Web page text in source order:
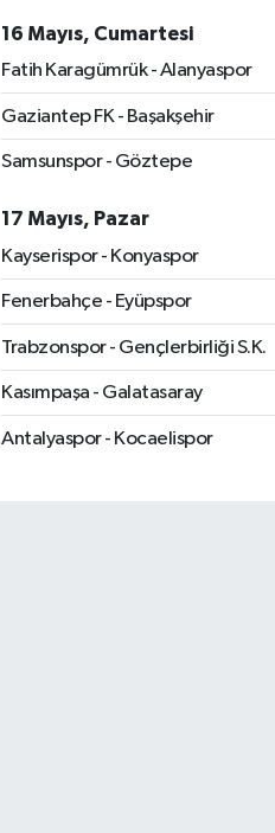
16 Mayıs, Cumartesi
Fatih Karagümrük - Alanyaspor
Gaziantep FK - Başakşehir
Samsunspor - Göztepe
17 Mayıs, Pazar
Kayserispor - Konyaspor
Fenerbahçe - Eyüpspor
Trabzonspor - Gençlerbirliği S.K.
Kasımpaşa - Galatasaray
Antalyaspor - Kocaelispor